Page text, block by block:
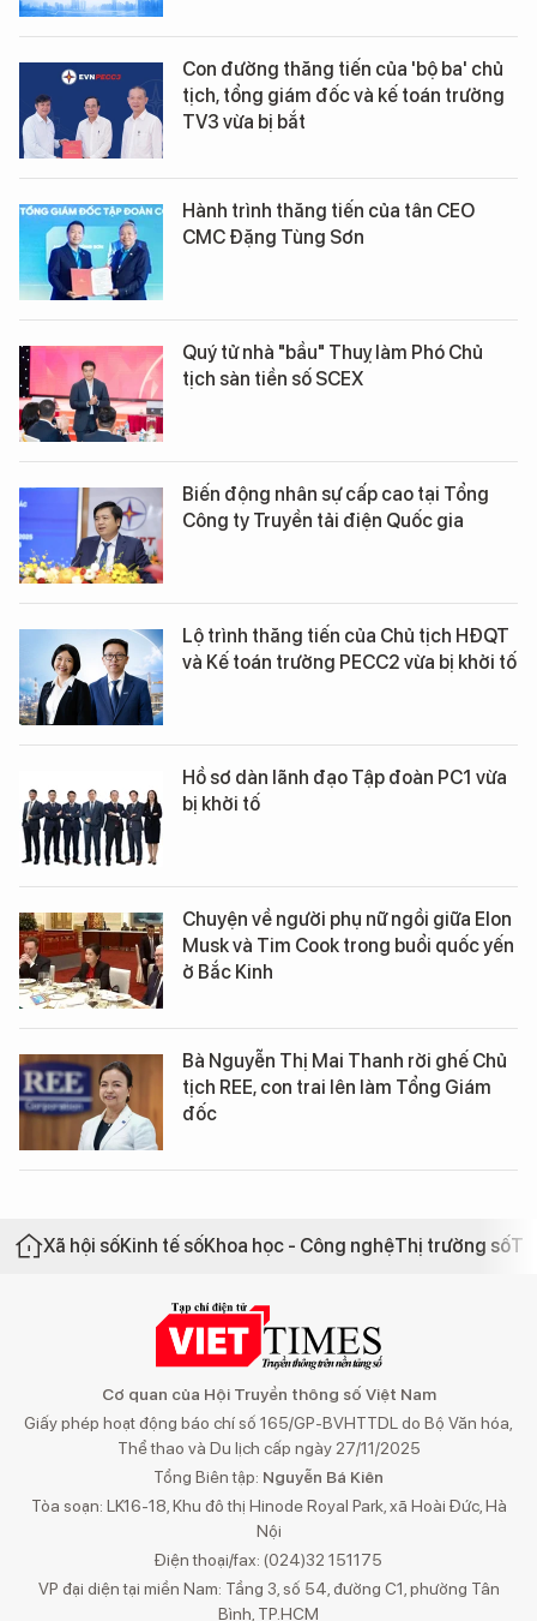
Con đường thăng tiến của 'bộ ba' chủ
tịch, tổng giám đốc và kế toán trưởng
TV3 vừa bị bắt
Hành trình thăng tiến của tân CEO
CMC Đặng Tùng Sơn
Quý tử nhà "bầu" Thuỵ làm Phó Chủ
tịch sàn tiền số SCEX
Biến động nhân sự cấp cao tại Tổng
Công ty Truyền tải điện Quốc gia
Lộ trình thăng tiến của Chủ tịch HĐQT
và Kế toán trưởng PECC2 vừa bị khởi tố
Hồ sơ dàn lãnh đạo Tập đoàn PC1 vừa
bị khởi tố
Chuyện về người phụ nữ ngồi giữa Elon
Musk và Tim Cook trong buổi quốc yến
ở Bắc Kinh
Bà Nguyễn Thị Mai Thanh rời ghế Chủ
tịch REE, con trai lên làm Tổng Giám
đốc
Xã hội sốKinh tế sốKhoa học - Công nghệThị trường số
Cơ quan của Hội Truyền thông số Việt Nam
Giấy phép hoạt động báo chí số 165/GP-BVHTTDL do Bộ Văn hóa,
Thể thao và Du lịch cấp ngày 27/11/2025
Tổng Biên tập: Nguyễn Bá Kiên
Tòa soạn: LK16-18, Khu đô thị Hinode Royal Park, xã Hoài Đức, Hà
Nội
Điện thoại/fax: (024)32 151175
VP đại diện tại miền Nam: Tầng 3, số 54, đường C1, phường Tân
Bình, TP.HCM